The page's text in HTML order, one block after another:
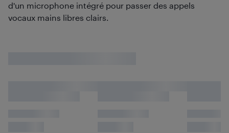
d'un microphone intégré pour passer des appels
vocaux mains libres clairs.